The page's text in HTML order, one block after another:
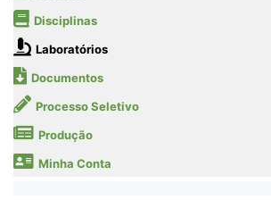
Disciplinas
Laboratórios
Documentos
Processo Seletivo
Produção
Minha Conta